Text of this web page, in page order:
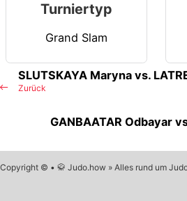
Turniertyp
Grand Slam
Zurück
SLUTSKAYA Maryna vs.
GANBAATAR Odbayar
Copyright © • 🥋 Judo.how » Alles rund um